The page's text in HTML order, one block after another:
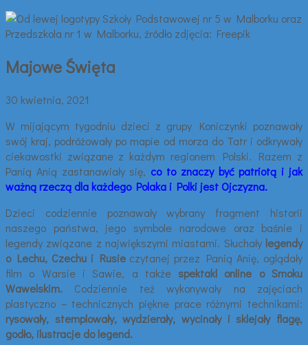
Majowe Święta
30 kwietnia, 2021
W mijającym tygodniu dzieci z grupy Koniczynki poznawały
swój kraj, podróżowały po mapie od morza do Tatr i odkrywały
ciekawostki związane z każdym regionem Polski. Razem z
Panią Anią zastanawiały się, co to znaczy być patriotą i jak
ważną rzeczą dla każdego Polaka i Polki jest Ojczyzna.
Dzieci codziennie poznawały wybrany fragment historii
naszego państwa, jego symbole narodowe oraz baśnie i
legendy związane z największymi miastami. Słuchały legendy
o Lechu, Czechu i Rusieczytanej przez Panią Anię, oglądały
film o Warsie i Sawie, a takżespektakl online o Smoku
Wawelskim. Codziennie też wykonywały na zajęciach
plastyczno – technicznych piękne prace różnymi technikami:
rysowały, stemplowały, wydzierały, wycinały i sklejały flagę,
godło, ilustracje do legend.